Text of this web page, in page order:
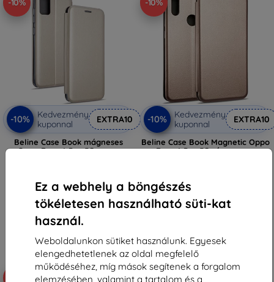
Ez a webhely a böngészés
tökéletesen használható süti-kat
használ.
Weboldalunkon sütiket használunk. Egyesek
elengedhetetlenek az oldal megfelelő
működéséhez, míg mások segítenek a forgalom
elemzésében, valamint a tartalom és a
-10%
-10%
Kedvezmény
kuponnal
EXTRA10
Beline Case Book mágneses
Oppo Reno4 Pro 5G arany
Raktáron > 5 darab
-10%
-10%
Kedvezmény
kuponnal
EXTRA10
Beline Case Book Magnetic Oppo
Reno4 Pro 5G rózsaarany
Raktáron > 5 darab